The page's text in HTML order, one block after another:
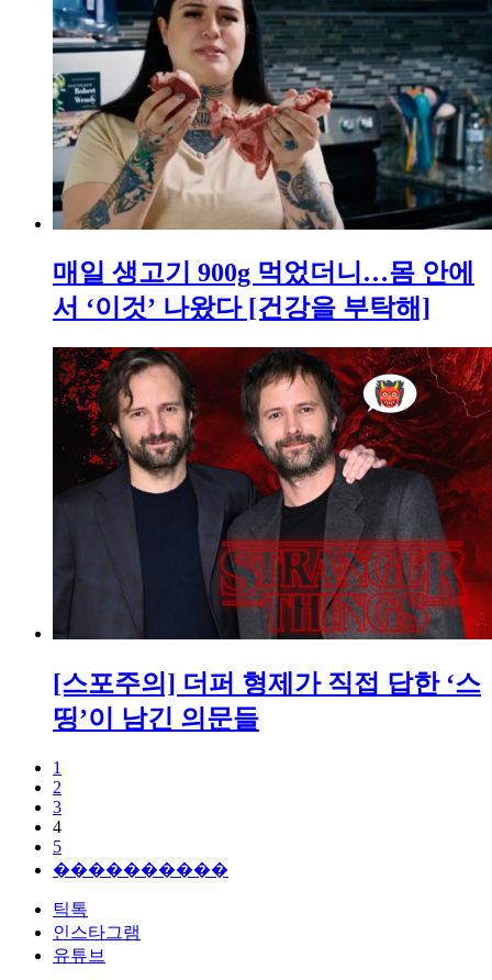
매일 생고기 900g 먹었더니…몸 안에
서 ‘이것’ 나왔다 [건강을 부탁해]
[스포주의] 더퍼 형제가 직접 답한 ‘스
띵’이 남긴 의문들
1
2
3
4
5
����������
틱톡
인스타그램
유튜브